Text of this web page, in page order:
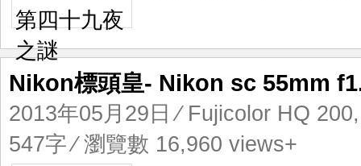
Nikon標頭皇- Nikon sc 55mm
2013年05月29日 ⁄ Fujicolor HQ 200
547字 ⁄ 瀏覽數 16,960 views+